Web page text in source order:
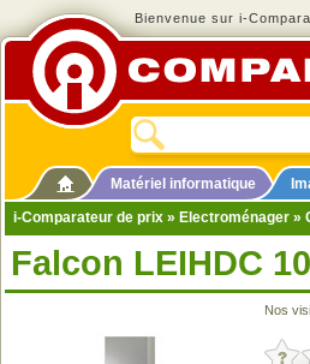
Bienvenue sur i-
Matériel informatique
i-Comparateur de prix » Electroménager »
Falcon LEIHDC
Nos